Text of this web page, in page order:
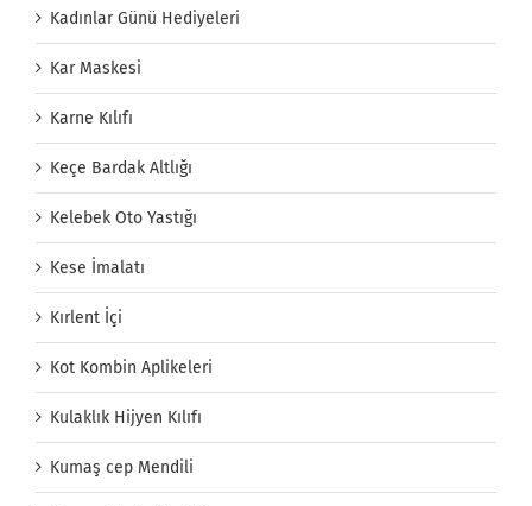
Kadınlar Günü Hediyeleri
Kar Maskesi
Karne Kılıfı
Keçe Bardak Altlığı
Kelebek Oto Yastığı
Kese İmalatı
Kırlent İçi
Kot Kombin Aplikeleri
Kulaklık Hijyen Kılıfı
Kumaş cep Mendili